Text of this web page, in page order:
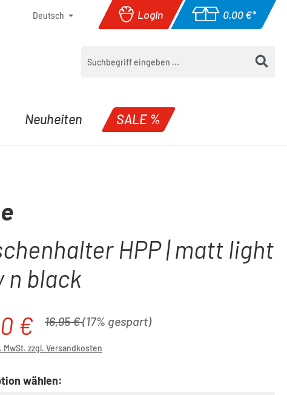
Deutsch Login 0,00 €*
Warenkorb
Neuheiten SALE %
HPP | matt light
n black
€ Regulärer Preis:
16,95 €(17% gespart)
MwSt. zzgl. Versandkosten
wählen: